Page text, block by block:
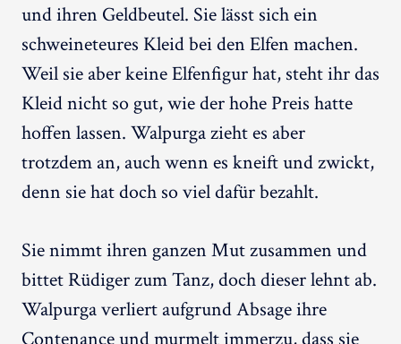
und ihren Geldbeutel. Sie lässt sich ein
schweineteures Kleid bei den Elfen machen.
Weil sie aber keine Elfenfigur hat, steht ihr das
Kleid nicht so gut, wie der hohe Preis hatte
hoffen lassen. Walpurga zieht es aber
trotzdem an, auch wenn es kneift und zwickt,
denn sie hat doch so viel dafür bezahlt.
Sie nimmt ihren ganzen Mut zusammen und
bittet Rüdiger zum Tanz, doch dieser lehnt ab.
Walpurga verliert aufgrund Absage ihre